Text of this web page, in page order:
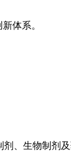
体系。
、生物制剂